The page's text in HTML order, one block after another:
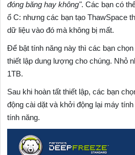
đóng băng hay không". Các bạn có
ổ C: nhưng các bạn tạo ThawSpace
dữ liệu vào đó mà không bị mất.
Để bật tính năng này thì các bạn
thiết lập dung lượng cho chúng. Nhỏ
1TB.
Sau khi hoàn tất thiết lập, các bạn
động cài dặt và khởi động lại máy
tính năng.